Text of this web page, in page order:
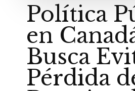
Política
en
Busca
Pérdida